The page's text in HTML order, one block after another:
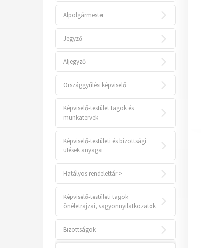
Alpolgármester
Jegyző
Aljegyző
Országgyűlési képviselő
Képviselő-testület tagok és
munkatervek
Képviselő-testületi és bizottsági
ülések anyagai
Hatályos rendelettár >
Képviselő-testületi tagok
önéletrajzai, vagyonnyilatkozatok
Bizottságok